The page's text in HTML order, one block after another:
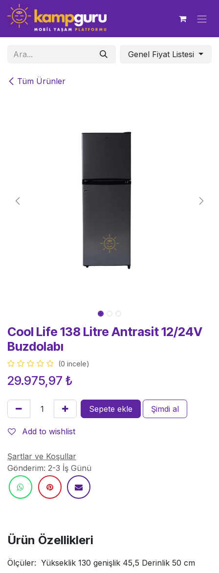
İçereği Atla
Tüm Ürünler
Genel Fiyat Listesi
Cool Life 138 Litre Antrasit 12/24V
Buzdolabı
(0 incele)
29.975,97 ₺
Sepete ekle Şimdi al
Add to wishlist
Şartlar ve Koşullar
Gönderim: 2-3 İş Günü
Ürün Özellikleri
Ölçüler: Yükseklik 130 genişlik 45,5 Derinlik 50 cm